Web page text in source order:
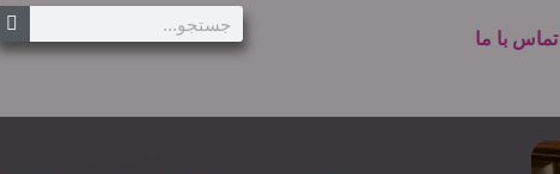
تماس با ما